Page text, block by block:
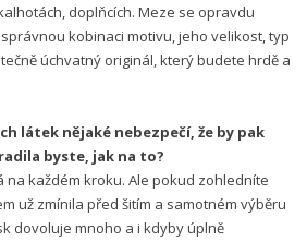
doplňcích. Meze se opravdu
kobinaci motivu, jeho velikost, typ
úchvatný originál, který budete hrdě a
látek nějaké nebezpečí, že by pak
byste, jak na to?
na každém kroku. Ale pokud zohledníte
už zmínila před šitím a samotném výběru
dovoluje mnoho a i kdyby úplně